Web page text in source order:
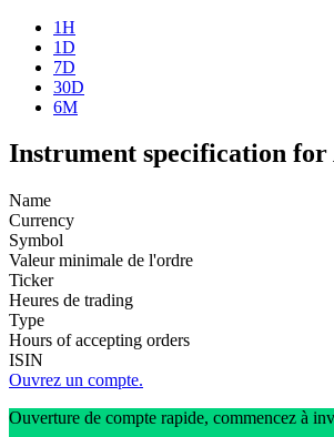
1H
1D
7D
30D
6M
Instrument specification for
Name
Currency
Symbol
Valeur minimale de l'ordre
Ticker
Heures de trading
Type
Hours of accepting orders
ISIN
Ouvrez un compte.
Ouverture de compte rapide, commencez à